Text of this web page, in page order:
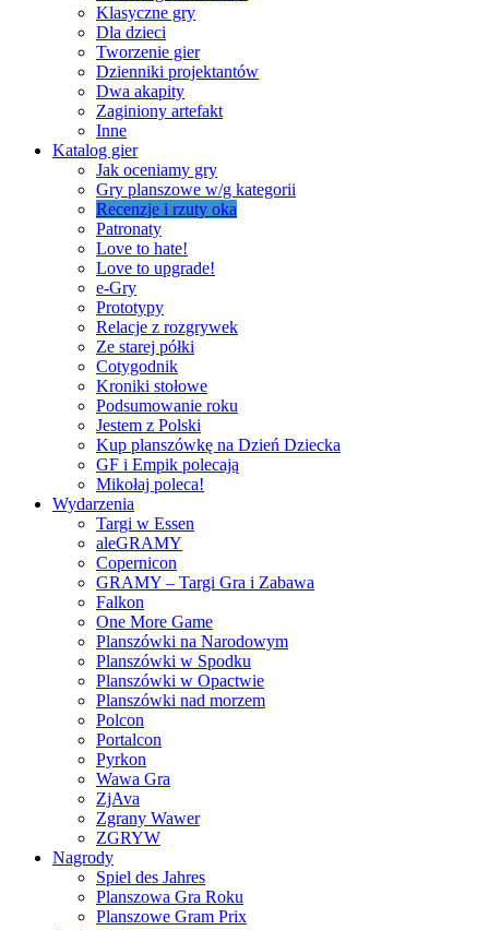
Klasyczne gry
Dla dzieci
Tworzenie gier
Dzienniki projektantów
Dwa akapity
Zaginiony artefakt
Inne
Katalog gier
Jak oceniamy gry
Gry planszowe w/g kategorii
Recenzje i rzuty oka
Patronaty
Love to hate!
Love to upgrade!
e-Gry
Prototypy
Relacje z rozgrywek
Ze starej półki
Cotygodnik
Kroniki stołowe
Podsumowanie roku
Jestem z Polski
Kup planszówkę na Dzień Dziecka
GF i Empik polecają
Mikołaj poleca!
Wydarzenia
Targi w Essen
aleGRAMY
Copernicon
GRAMY – Targi Gra i Zabawa
Falkon
One More Game
Planszówki na Narodowym
Planszówki w Spodku
Planszówki w Opactwie
Planszówki nad morzem
Polcon
Portalcon
Pyrkon
Wawa Gra
ZjAva
Zgrany Wawer
ZGRYW
Nagrody
Spiel des Jahres
Planszowa Gra Roku
Planszowe Gram Prix